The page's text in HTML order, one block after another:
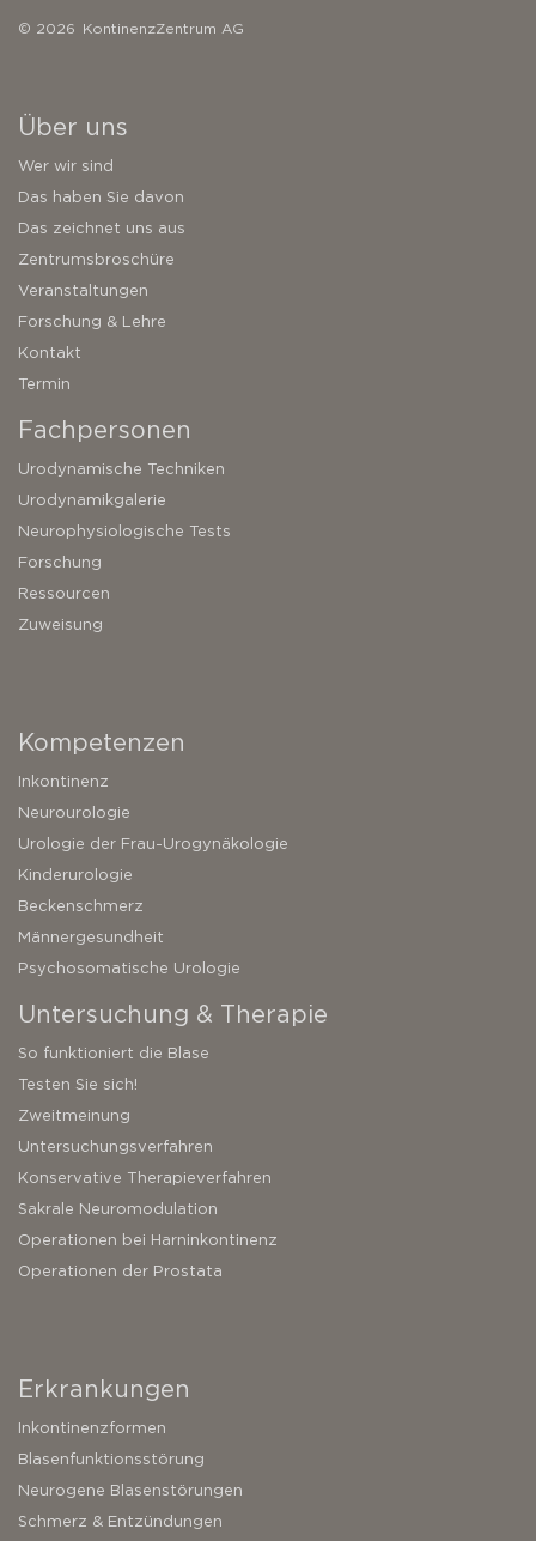
© 2026 KontinenzZentrum AG
Über uns
Wer wir sind
Das haben Sie davon
Das zeichnet uns aus
Zentrumsbroschüre
Veranstaltungen
Forschung & Lehre
Kontakt
Termin
Fachpersonen
Urodynamische Techniken
Urodynamikgalerie
Neurophysiologische Tests
Forschung
Ressourcen
Zuweisung
Kompetenzen
Inkontinenz
Neurourologie
Urologie der Frau-Urogynäkologie
Kinderurologie
Beckenschmerz
Männergesundheit
Psychosomatische Urologie
Untersuchung & Therapie
So funktioniert die Blase
Testen Sie sich!
Zweitmeinung
Untersuchungsverfahren
Konservative Therapieverfahren
Sakrale Neuromodulation
Operationen bei Harninkontinenz
Operationen der Prostata
Erkrankungen
Inkontinenzformen
Blasenfunktionsstörung
Neurogene Blasenstörungen
Schmerz & Entzündungen